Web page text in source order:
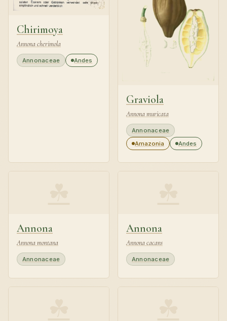
Chirimoya
Annona cherimola
Annonaceae Andes
Graviola
Annona muricata
Annonaceae
Amazonia
Andes
Annona
Annona montana
Annonaceae
Annona
Annona cacans
Annonaceae